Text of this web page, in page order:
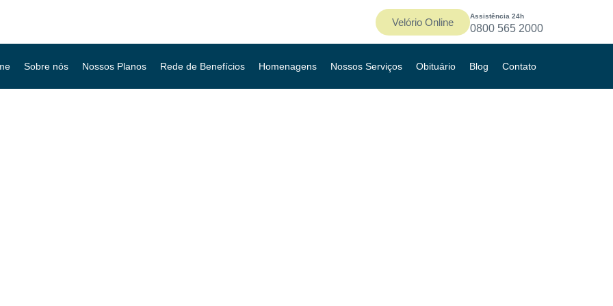
Velório Online Assistência 24h
0800 565 2000
Sobre nós Nossos Planos Rede de Benefícios Homenagens Nossos Serviços Obituário Blog Contato